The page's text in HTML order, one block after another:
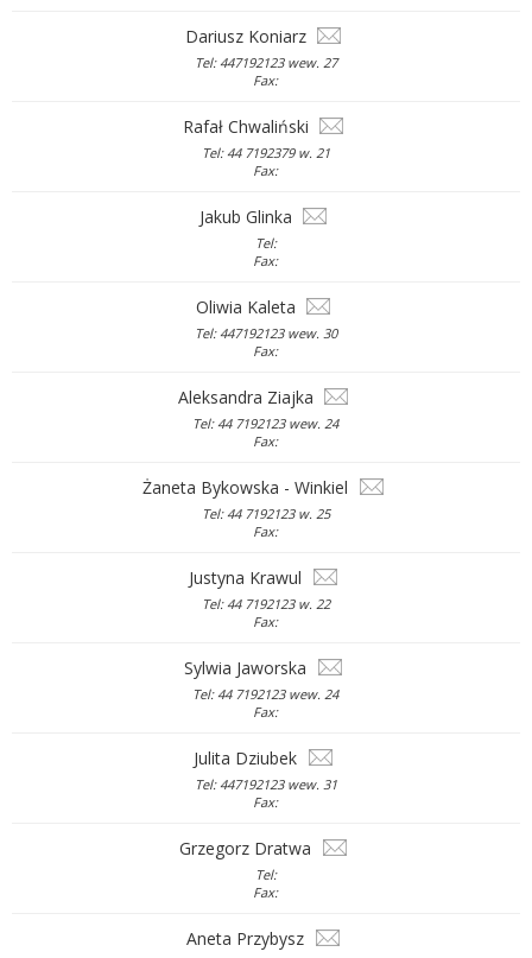
Dariusz Koniarz
Tel: 447192123 wew. 27
Fax:
Rafał Chwaliński
Tel: 44 7192379 w. 21
Fax:
Jakub Glinka
Tel:
Fax:
Oliwia Kaleta
Tel: 447192123 wew. 30
Fax:
Aleksandra Ziajka
Tel: 44 7192123 wew. 24
Fax:
Żaneta Bykowska - Winkiel
Tel: 44 7192123 w. 25
Fax:
Justyna Krawul
Tel: 44 7192123 w. 22
Fax:
Sylwia Jaworska
Tel: 44 7192123 wew. 24
Fax:
Julita Dziubek
Tel: 447192123 wew. 31
Fax:
Grzegorz Dratwa
Tel:
Fax:
Aneta Przybysz